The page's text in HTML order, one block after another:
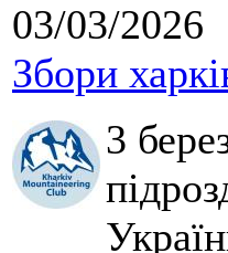
03/03/2026
Збори
3